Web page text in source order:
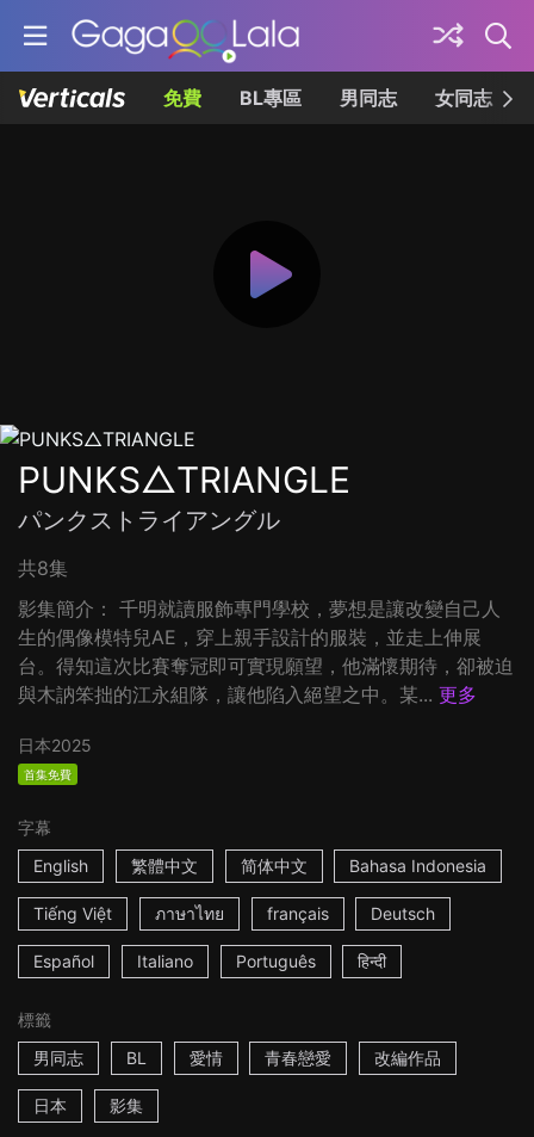
免費 BL專區 男同志 女同志
PUNKS△TRIANGLE
パンクストライアングル
共8集
影集簡介： 千明就讀服飾專門學校，夢想是讓改變自己人
生的偶像模特兒AE，穿上親手設計的服裝，並走上伸展
台。得知這次比賽奪冠即可實現願望，他滿懷期待，卻被迫
與木訥笨拙的江永組隊，讓他陷入絕望之中。某... 更多
日本2025
首集免費
字幕
English
繁體中文 简体中文 Bahasa Indonesia
Tiếng Việt ภาษาไทย français Deutsch
Español Italiano Português हिन्दी
標籤
男同志
BL 愛情 青春戀愛 改編作品
日本 影集